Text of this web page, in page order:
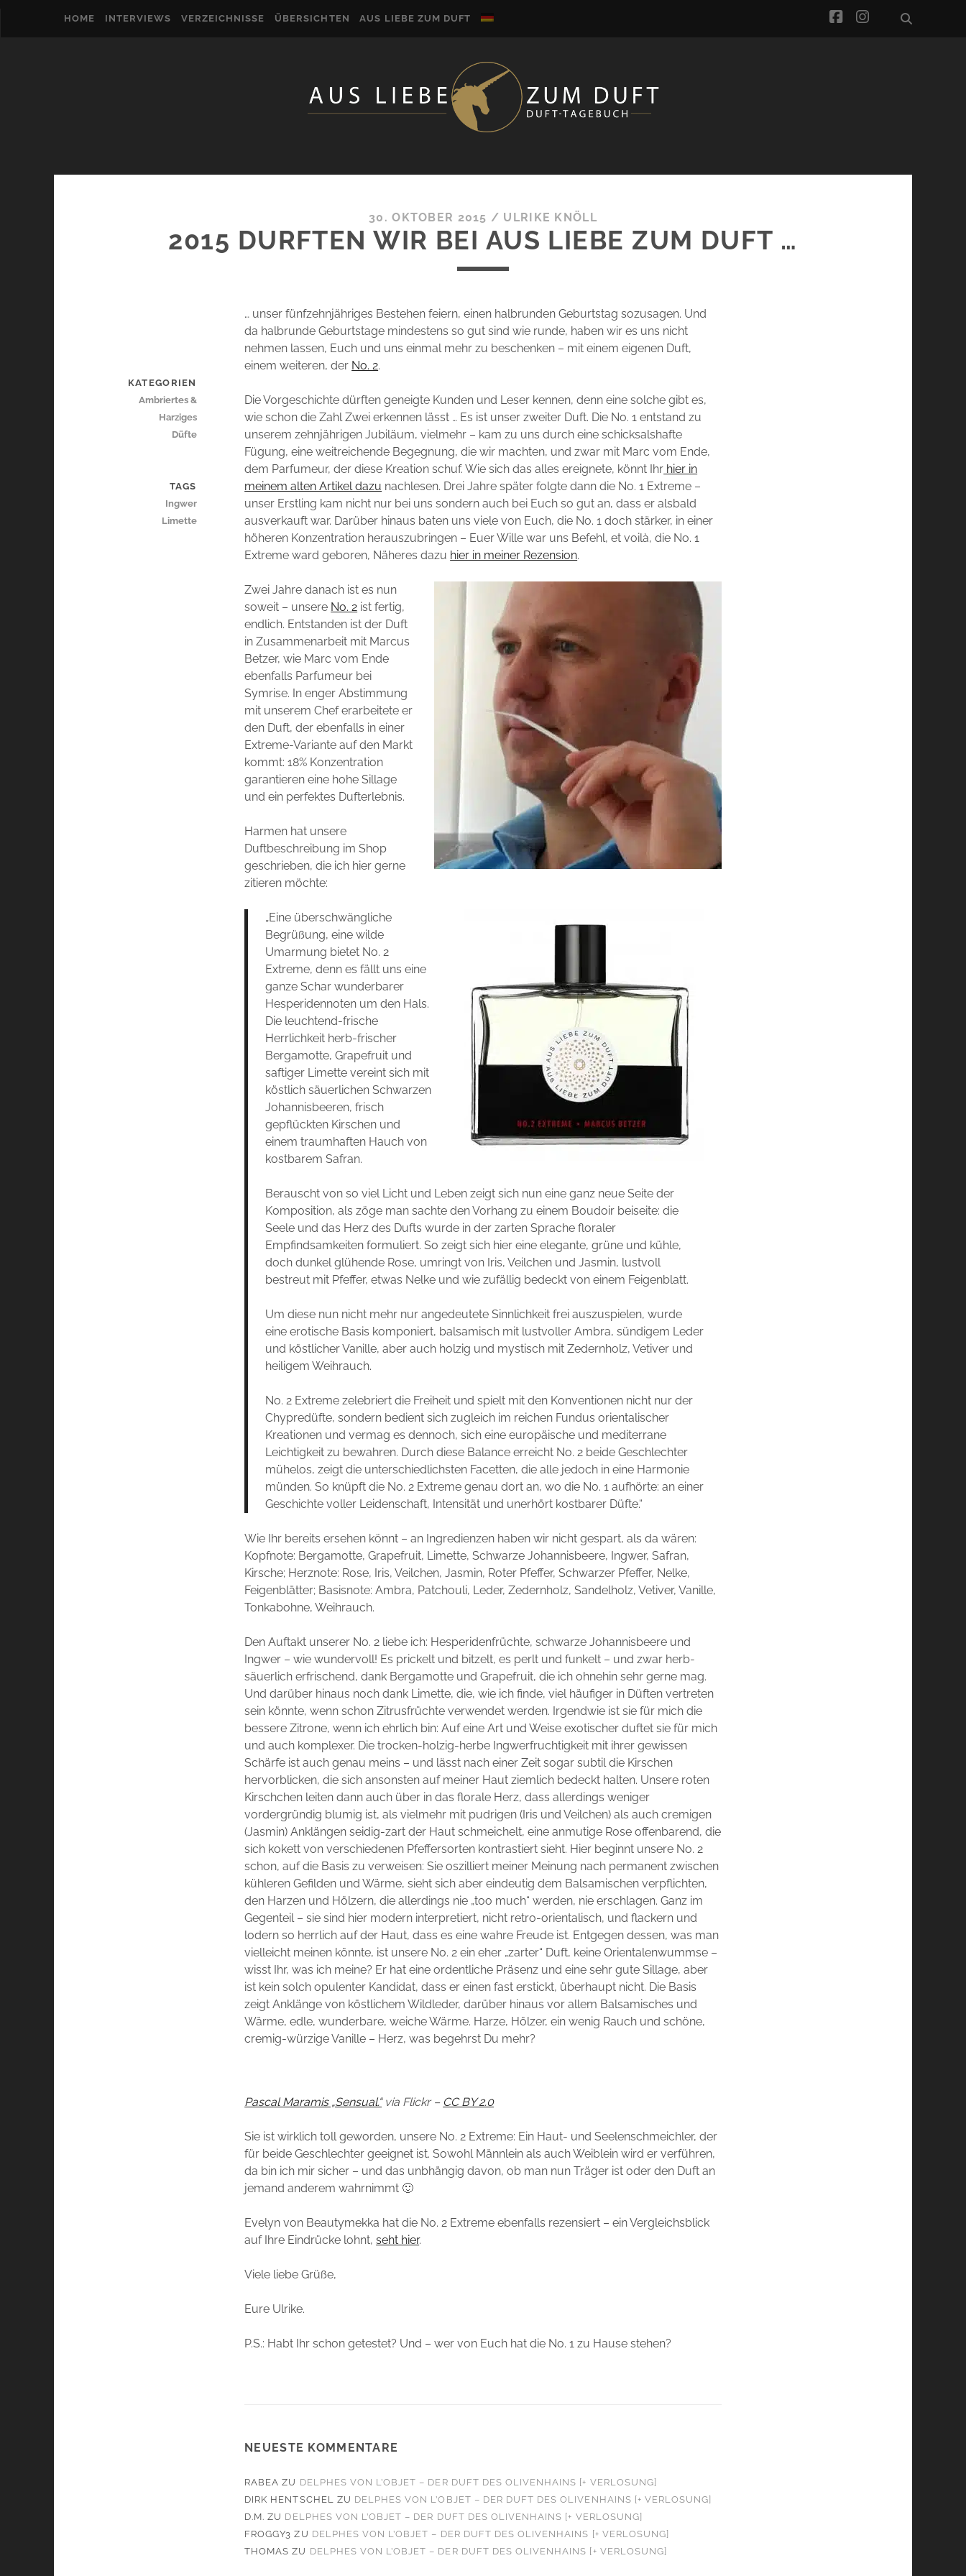
HOME INTERVIEWS VERZEICHNISSE ÜBERSICHTEN AUS LIEBE ZUM DUFT facebook
instagram
30. OKTOBER 2015 / ULRIKE KNÖLL
2015 DURFTEN WIR BEI AUS LIEBE ZUM DUFT …
… unser fünfzehnjähriges Bestehen feiern, einen halbrunden Geburtstag sozusagen. Und
da halbrunde Geburtstage mindestens so gut sind wie runde, haben wir es uns nicht
nehmen lassen, Euch und uns einmal mehr zu beschenken – mit einem eigenen Duft,
einem weiteren, der No. 2.
Die Vorgeschichte dürften geneigte Kunden und Leser kennen, denn eine solche gibt es,
wie schon die Zahl Zwei erkennen lässt … Es ist unser zweiter Duft. Die No. 1 entstand zu
unserem zehnjährigen Jubiläum, vielmehr – kam zu uns durch eine schicksalshafte
Fügung, eine weitreichende Begegnung, die wir machten, und zwar mit Marc vom Ende,
dem Parfumeur, der diese Kreation schuf. Wie sich das alles ereignete, könnt Ihr hier in
meinem alten Artikel dazu nachlesen. Drei Jahre später folgte dann die No. 1 Extreme –
unser Erstling kam nicht nur bei uns sondern auch bei Euch so gut an, dass er alsbald
ausverkauft war. Darüber hinaus baten uns viele von Euch, die No. 1 doch stärker, in einer
höheren Konzentration herauszubringen – Euer Wille war uns Befehl, et voilà, die No. 1
Extreme ward geboren, Näheres dazu hier in meiner Rezension.
Zwei Jahre danach ist es nun
soweit – unsere No. 2 ist fertig,
endlich. Entstanden ist der Duft
in Zusammenarbeit mit Marcus
Betzer, wie Marc vom Ende
ebenfalls Parfumeur bei
Symrise. In enger Abstimmung
mit unserem Chef erarbeitete er
den Duft, der ebenfalls in einer
Extreme-Variante auf den Markt
kommt: 18% Konzentration
garantieren eine hohe Sillage
und ein perfektes Dufterlebnis.
Harmen hat unsere
Duftbeschreibung im Shop
geschrieben, die ich hier gerne
zitieren möchte:
„Eine überschwängliche
Begrüßung, eine wilde
Umarmung bietet No. 2
Extreme, denn es fällt uns eine
ganze Schar wunderbarer
Hesperidennoten um den Hals.
Die leuchtend-frische
Herrlichkeit herb-frischer
Bergamotte, Grapefruit und
saftiger Limette vereint sich mit
köstlich säuerlichen Schwarzen
Johannisbeeren, frisch
gepflückten Kirschen und
einem traumhaften Hauch von
kostbarem Safran.
Berauscht von so viel Licht und Leben zeigt sich nun eine ganz neue Seite der
Komposition, als zöge man sachte den Vorhang zu einem Boudoir beiseite: die
Seele und das Herz des Dufts wurde in der zarten Sprache floraler
Empfindsamkeiten formuliert. So zeigt sich hier eine elegante, grüne und kühle,
doch dunkel glühende Rose, umringt von Iris, Veilchen und Jasmin, lustvoll
bestreut mit Pfeffer, etwas Nelke und wie zufällig bedeckt von einem Feigenblatt.
Um diese nun nicht mehr nur angedeutete Sinnlichkeit frei auszuspielen, wurde
eine erotische Basis komponiert, balsamisch mit lustvoller Ambra, sündigem Leder
und köstlicher Vanille, aber auch holzig und mystisch mit Zedernholz, Vetiver und
heiligem Weihrauch.
No. 2 Extreme zelebriert die Freiheit und spielt mit den Konventionen nicht nur der
Chypredüfte, sondern bedient sich zugleich im reichen Fundus orientalischer
Kreationen und vermag es dennoch, sich eine europäische und mediterrane
Leichtigkeit zu bewahren. Durch diese Balance erreicht No. 2 beide Geschlechter
mühelos, zeigt die unterschiedlichsten Facetten, die alle jedoch in eine Harmonie
münden. So knüpft die No. 2 Extreme genau dort an, wo die No. 1 aufhörte: an einer
Geschichte voller Leidenschaft, Intensität und unerhört kostbarer Düfte.“
Wie Ihr bereits ersehen könnt – an Ingredienzen haben wir nicht gespart, als da wären:
Kopfnote: Bergamotte, Grapefruit, Limette, Schwarze Johannisbeere, Ingwer, Safran,
Kirsche; Herznote: Rose, Iris, Veilchen, Jasmin, Roter Pfeffer, Schwarzer Pfeffer, Nelke,
Feigenblätter; Basisnote:Ambra, Patchouli, Leder, Zedernholz, Sandelholz, Vetiver, Vanille,
Tonkabohne, Weihrauch.
Den Auftakt unserer No. 2 liebe ich: Hesperidenfrüchte, schwarze Johannisbeere und
Ingwer – wie wundervoll! Es prickelt und bitzelt, es perlt und funkelt – und zwar herb-
säuerlich erfrischend, dank Bergamotte und Grapefruit, die ich ohnehin sehr gerne mag.
Und darüber hinaus noch dank Limette, die, wie ich finde, viel häufiger in Düften vertreten
sein könnte, wenn schon Zitrusfrüchte verwendet werden. Irgendwie ist sie für mich die
bessere Zitrone, wenn ich ehrlich bin: Auf eine Art und Weise exotischer duftet sie für mich
und auch komplexer. Die trocken-holzig-herbe Ingwerfruchtigkeit mit ihrer gewissen
Schärfe ist auch genau meins – und lässt nach einer Zeit sogar subtil die Kirschen
hervorblicken, die sich ansonsten auf meiner Haut ziemlich bedeckt halten. Unsere roten
Kirschchen leiten dann auch über in das florale Herz, dass allerdings weniger
vordergründig blumig ist, als vielmehr mit pudrigen (Iris und Veilchen) als auch cremigen
(Jasmin) Anklängen seidig-zart der Haut schmeichelt, eine anmutige Rose offenbarend, die
sich kokett von verschiedenen Pfeffersorten kontrastiert sieht. Hier beginnt unsere No. 2
schon, auf die Basis zu verweisen: Sie oszilliert meiner Meinung nach permanent zwischen
kühleren Gefilden und Wärme, sieht sich aber eindeutig dem Balsamischen verpflichten,
den Harzen und Hölzern, die allerdings nie „too much“ werden, nie erschlagen. Ganz im
Gegenteil – sie sind hier modern interpretiert, nicht retro-orientalisch, und flackern und
lodern so herrlich auf der Haut, dass es eine wahre Freude ist. Entgegen dessen, was man
vielleicht meinen könnte, ist unsere No. 2 ein eher „zarter“ Duft, keine Orientalenwummse –
wisst Ihr, was ich meine? Er hat eine ordentliche Präsenz und eine sehr gute Sillage, aber
ist kein solch opulenter Kandidat, dass er einen fast erstickt, überhaupt nicht. Die Basis
zeigt Anklänge von köstlichem Wildleder, darüber hinaus vor allem Balsamisches und
Wärme, edle, wunderbare, weiche Wärme. Harze, Hölzer, ein wenig Rauch und schöne,
cremig-würzige Vanille – Herz, was begehrst Du mehr?
Pascal Maramis „Sensual.“via Flickr – CC BY 2.0
Sie ist wirklich toll geworden, unsere No. 2 Extreme: Ein Haut- und Seelenschmeichler, der
für beide Geschlechter geeignet ist. Sowohl Männlein als auch Weiblein wird er verführen,
da bin ich mir sicher – und das unbhängig davon, ob man nun Träger ist oder den Duft an
jemand anderem wahrnimmt 🙂
Evelyn von Beautymekka hat die No. 2 Extreme ebenfalls rezensiert – ein Vergleichsblick
auf Ihre Eindrücke lohnt,seht hier.
Viele liebe Grüße,
Eure Ulrike.
P.S.: Habt Ihr schon getestet? Und – wer von Euch hat die No. 1 zu Hause stehen?
NEUESTE KOMMENTARE
RABEA ZU DELPHES VON L’OBJET – DER DUFT DES OLIVENHAINS [+ VERLOSUNG]
DIRK HENTSCHEL ZU DELPHES VON L’OBJET – DER DUFT DES OLIVENHAINS [+ VERLOSUNG]
D.M. ZU DELPHES VON L’OBJET – DER DUFT DES OLIVENHAINS [+ VERLOSUNG]
FROGGY3 ZU DELPHES VON L’OBJET – DER DUFT DES OLIVENHAINS [+ VERLOSUNG]
THOMAS ZU DELPHES VON L’OBJET – DER DUFT DES OLIVENHAINS [+ VERLOSUNG]
KATEGORIEN
Ambriertes &
Harziges
Düfte
TAGS
Ingwer
Limette